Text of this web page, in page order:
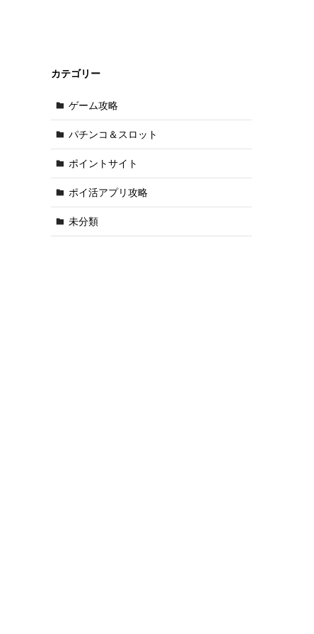
カテゴリー
ゲーム攻略
パチンコ＆スロット
ポイントサイト
ポイ活アプリ攻略
未分類